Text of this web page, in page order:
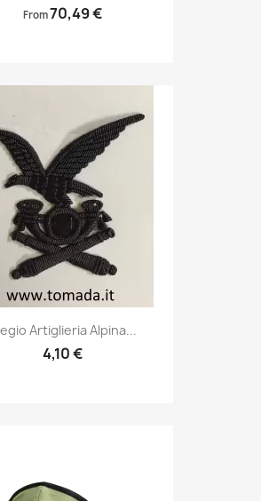
From70,49 €
Anteprima
Artiglieria Alpina...
4,10 €